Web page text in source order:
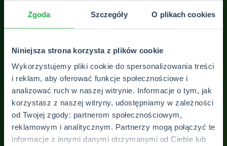
Zgoda Szczegóły O plikach cookies
Niniejsza strona korzysta z plików cookie
Wykorzystujemy pliki cookie do spersonalizowania treści
i reklam, aby oferować funkcje społecznościowe i
analizować ruch w naszej witrynie. Informacje o tym, jak
korzystasz z naszej witryny, udostępniamy w zależności
od Twojej zgody: partnerom społecznościowym,
reklamowym i analitycznym. Partnerzy mogą połączyć te
informacje z innymi danymi otrzymanymi od Ciebie lub